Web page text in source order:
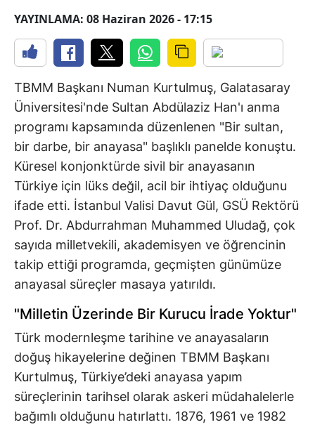
YAYINLAMA: 08 Haziran 2026 - 17:15
TBMM Başkanı Numan Kurtulmuş, Galatasaray
Üniversitesi'nde Sultan Abdülaziz Han'ı anma
programı kapsamında düzenlenen "Bir sultan,
bir darbe, bir anayasa" başlıklı panelde konuştu.
Küresel konjonktürde sivil bir anayasanın
Türkiye için lüks değil, acil bir ihtiyaç olduğunu
ifade etti. İstanbul Valisi Davut Gül, GSÜ Rektörü
Prof. Dr. Abdurrahman Muhammed Uludağ, çok
sayıda milletvekili, akademisyen ve öğrencinin
takip ettiği programda, geçmişten günümüze
anayasal süreçler masaya yatırıldı.
"Milletin Üzerinde Bir Kurucu İrade Yoktur"
Türk modernleşme tarihine ve anayasaların
doğuş hikayelerine değinen TBMM Başkanı
Kurtulmuş, Türkiye’deki anayasa yapım
süreçlerinin tarihsel olarak askeri müdahalelerle
bağımlı olduğunu hatırlattı. 1876, 1961 ve 1982